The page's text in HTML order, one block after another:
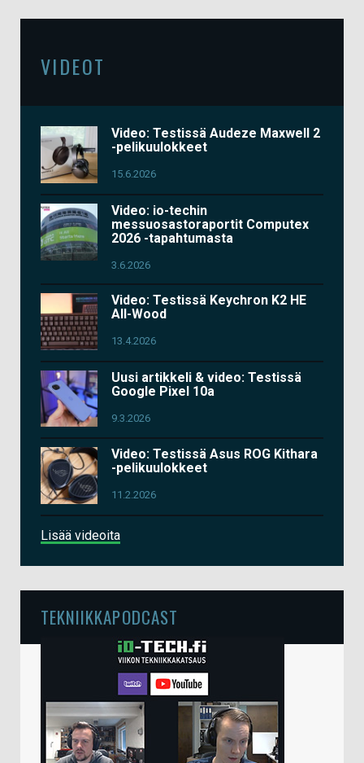
VIDEOT
Video: Testissä Audeze Maxwell 2
-pelikuulokkeet
15.6.2026
Video: io-techin
messuosastoraportit Computex
2026 -tapahtumasta
3.6.2026
Video: Testissä Keychron K2 HE
All-Wood
13.4.2026
Uusi artikkeli & video: Testissä
Google Pixel 10a
9.3.2026
Video: Testissä Asus ROG Kithara
-pelikuulokkeet
11.2.2026
Lisää videoita
TEKNIIKKAPODCAST